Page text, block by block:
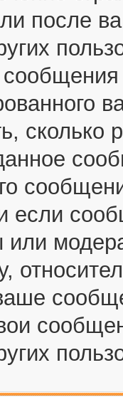
после
сколько
если
или